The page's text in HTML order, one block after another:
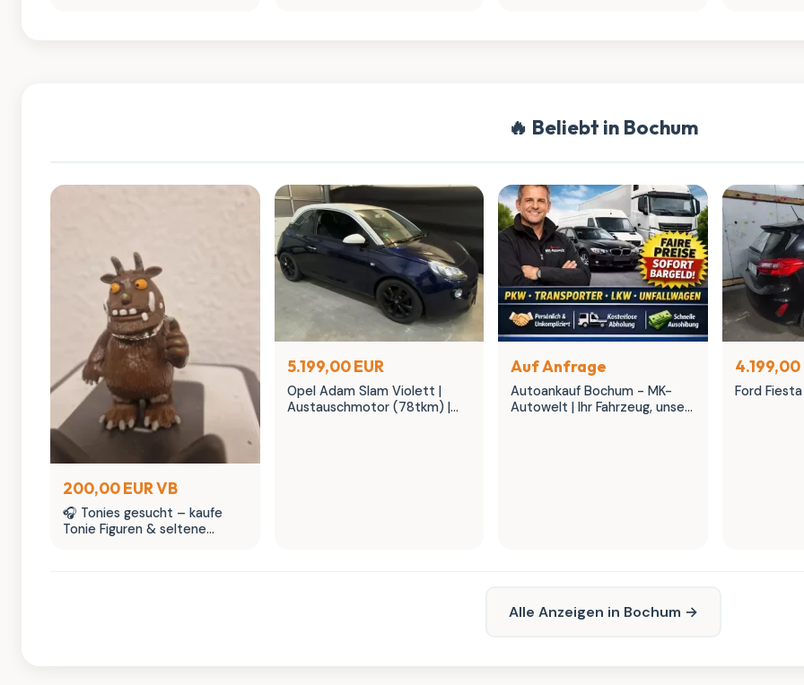
🔥 Beliebt in Bochum
200,00 EUR VB
🎧 Tonies gesucht – kaufe
Tonie Figuren & seltene
5.199,00 EUR
Opel Adam Slam Violett |
Austauschmotor (78tkm) |
Auf Anfrage
Autoankauf Bochum - MK-
Autowelt | Ihr Fahrzeug, unser
4.199,00
Ford
Alle Anzeigen in Bochum →